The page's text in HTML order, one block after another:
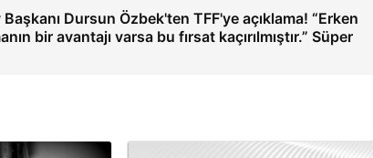
Dursun Özbek'ten TFF'ye açıklama! “Erken
bir avantajı varsa bu fırsat kaçırılmıştır.” Süper